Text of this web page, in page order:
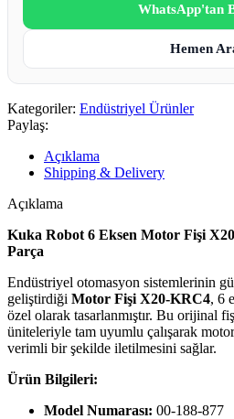
WhatsApp'tan
Hemen
Kategoriler: Endüstriyel Ürünler
Paylaş:
Açıklama
Shipping & Delivery
Açıklama
Kuka Robot 6 Eksen Motor Fişi
Parça
Endüstriyel otomasyon sistemlerinin
geliştirdiği Motor Fişi X20-KRC4, 6
özel olarak tasarlanmıştır. Bu
üniteleriyle tam uyumlu çalışarak
verimli bir şekilde iletilmesini sağlar.
Ürün Bilgileri:
Model Numarası: 00-188-877